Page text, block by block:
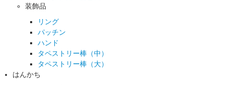
装飾品
リング
パッチン
ハンド
タペストリー棒（中）
タペストリー棒（大）
はんかち